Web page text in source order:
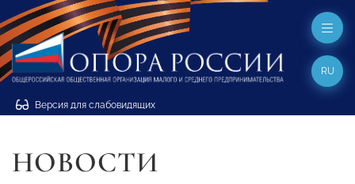
Версия для слабовидящих
RU
НОВОСТИ